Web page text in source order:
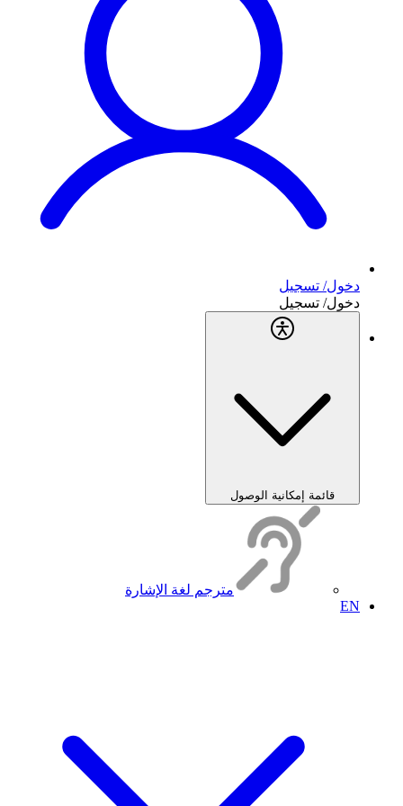
دخول/ تسجيل
دخول/ تسجيل
قائمة إمكانية الوصول
مترجم لغة الإشارة
EN